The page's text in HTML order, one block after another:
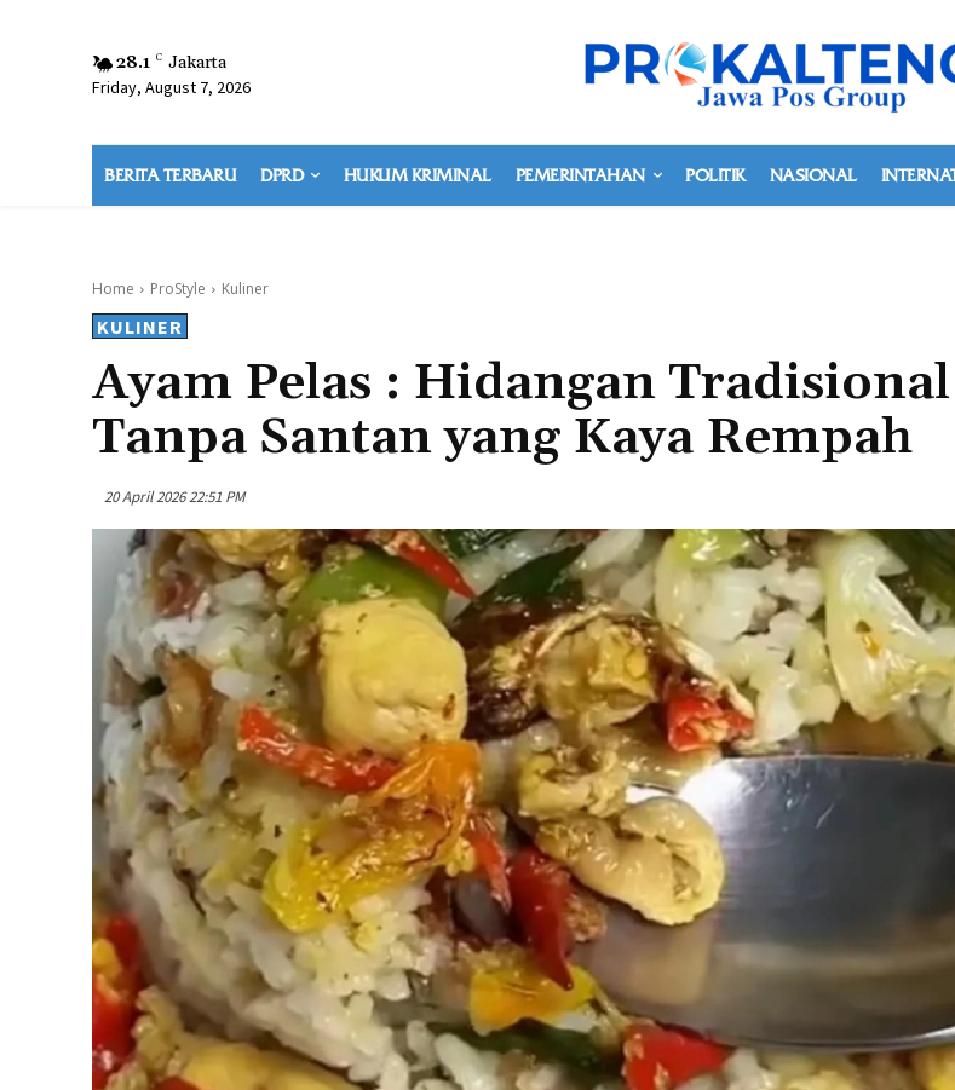
28.1 C Jakarta
Friday, August 7, 2026
BERITA TERBARU DPRD HUKUM KRIMINAL PEMERINTAHAN POLITIK NASIONAL
Home ProStyle Kuliner
KULINER
Ayam Pelas : Hidangan
Tanpa Santan yang Kaya Rempah
20 April 2026 22:51 PM